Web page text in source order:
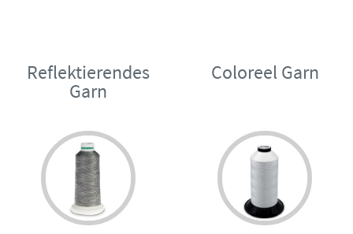
Reflektierendes
Garn
Coloreel Garn